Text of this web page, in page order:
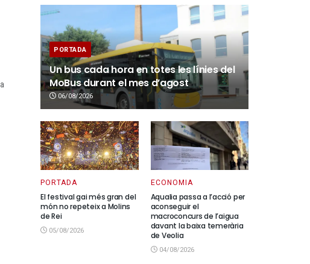
PORTADA
Un bus cada hora en totes les línies del
MoBus durant el mes d’agost
06/08/2026
PORTADA
El festival gai més gran del
món no repeteix a Molins
de Rei
05/08/2026
ECONOMIA
Aqualia passa a l’acció per
aconseguir el
macroconcurs de l’aigua
davant la baixa temerària
de Veolia
04/08/2026